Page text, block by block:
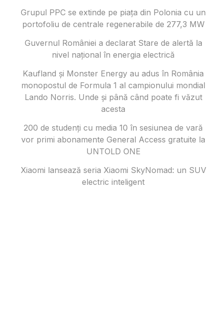
Grupul PPC se extinde pe piața din Polonia cu un
portofoliu de centrale regenerabile de 277,3 MW
Guvernul României a declarat Stare de alertă la
nivel național în energia electrică
Kaufland și Monster Energy au adus în România
monopostul de Formula 1 al campionului mondial
Lando Norris. Unde și până când poate fi văzut
acesta
200 de studenți cu media 10 în sesiunea de vară
vor primi abonamente General Access gratuite la
UNTOLD ONE
Xiaomi lansează seria Xiaomi SkyNomad: un SUV
electric inteligent